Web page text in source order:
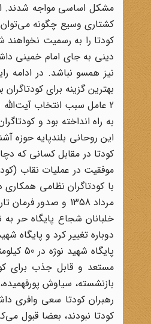
مشکل اساسی مواجه شدند.
کشتاری وسیع چگونه می‌توان
کودتا را به رسمیت نخواهند
دینی به جای امام خمینی
نیز همسو نباشد. در ادامه
بهترین گزینه برای
2 عامل سبب انتخاب
به راه انداخته بود و
این روحانی بلندپایه حوزه
کودتا در مقابل کسانی که
موفقیت در عملیات نقاب
با کودتاگران نظامی همکاری
خلبانان شجاع پایگاه حر
دوباره تغییر کرد و پایگاه
مستعد و قابل جذب برای
بازنشسته، سیاوش
رهبران کودتا سعی وافری
کودتا نبودند، بعضا قبول